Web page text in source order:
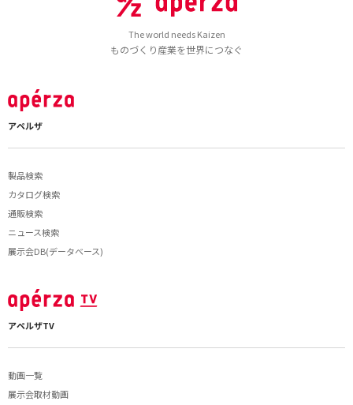
The world needs Kaizen
ものづくり産業を世界につなぐ
アペルザ
製品検索
カタログ検索
通販検索
ニュース検索
展示会DB(データベース)
アペルザTV
動画一覧
展示会取材動画